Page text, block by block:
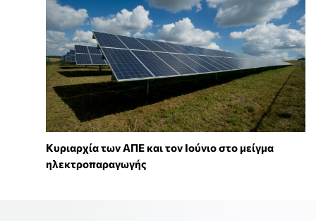
Κυριαρχία των ΑΠΕ και τον Ιούνιο στο μείγμα
ηλεκτροπαραγωγής